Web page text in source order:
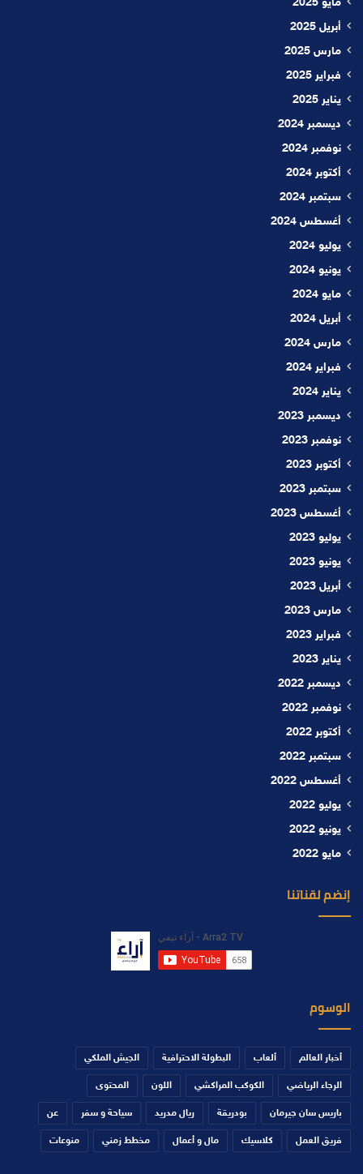
مايو 2025
أبريل 2025
مارس 2025
فبراير 2025
يناير 2025
ديسمبر 2024
نوفمبر 2024
أكتوبر 2024
سبتمبر 2024
أغسطس 2024
يوليو 2024
يونيو 2024
مايو 2024
أبريل 2024
مارس 2024
فبراير 2024
يناير 2024
ديسمبر 2023
نوفمبر 2023
أكتوبر 2023
سبتمبر 2023
أغسطس 2023
يوليو 2023
يونيو 2023
أبريل 2023
مارس 2023
فبراير 2023
يناير 2023
ديسمبر 2022
نوفمبر 2022
أكتوبر 2022
سبتمبر 2022
أغسطس 2022
يوليو 2022
يونيو 2022
مايو 2022
إنضم لقناتنا
الوسوم
أخبار العالم ألعاب البطولة الاحترافية الجيش الملكي
الرجاء الرياضي الكوكب المراكشي اللون المحتوى
باريس سان جيرمان بودريقة ريال مدريد سياحة و سفر عن
فريق العمل كلاسيك مال و أعمال مخطط زمني منوعات